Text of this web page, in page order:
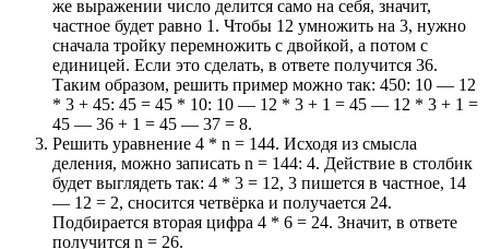
же выражении число делится само на себя, значит,
частное будет равно 1. Чтобы 12 умножить на 3, нужно
сначала тройку перемножить с двойкой, а потом с
единицей. Если это сделать, в ответе получится 36.
Таким образом, решить пример можно так: 450: 10 — 12
* 3 + 45: 45 = 45 * 10: 10 — 12 * 3 + 1 = 45 — 12 * 3 + 1 =
45 — 36 + 1 = 45 — 37 = 8.
Решить уравнение 4 * n = 144. Исходя из смысла
деления, можно записать n = 144: 4. Действие в столбик
будет выглядеть так: 4 * 3 = 12, 3 пишется в частное, 14
— 12 = 2, сносится четвёрка и получается 24.
Подбирается вторая цифра 4 * 6 = 24. Значит, в ответе
получится n = 26.